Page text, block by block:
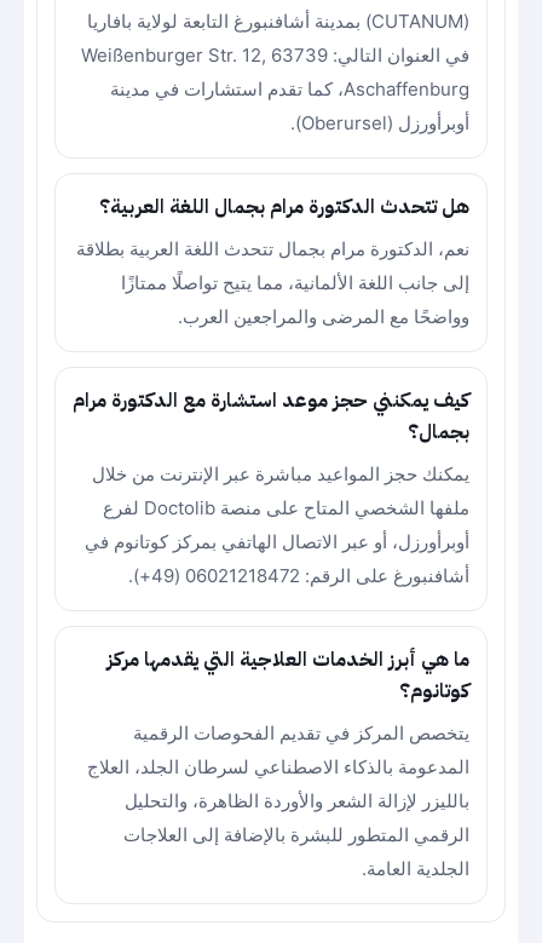
(CUTANUM) بمدينة أشافنبورغ التابعة لولاية بافاريا
في العنوان التالي: Weißenburger Str. 12, 63739
Aschaffenburg، كما تقدم استشارات في مدينة
أوبرأورزل (Oberursel).
هل تتحدث الدكتورة مرام بجمال اللغة العربية؟
نعم، الدكتورة مرام بجمال تتحدث اللغة العربية بطلاقة
إلى جانب اللغة الألمانية، مما يتيح تواصلًا ممتازًا
وواضحًا مع المرضى والمراجعين العرب.
كيف يمكنني حجز موعد استشارة مع الدكتورة مرام
بجمال؟
يمكنك حجز المواعيد مباشرة عبر الإنترنت من خلال
ملفها الشخصي المتاح على منصة Doctolib لفرع
أوبرأورزل، أو عبر الاتصال الهاتفي بمركز كوتانوم في
أشافنبورغ على الرقم: 06021218472 (49+).
ما هي أبرز الخدمات العلاجية التي يقدمها مركز
كوتانوم؟
يتخصص المركز في تقديم الفحوصات الرقمية
المدعومة بالذكاء الاصطناعي لسرطان الجلد، العلاج
بالليزر لإزالة الشعر والأوردة الظاهرة، والتحليل
الرقمي المتطور للبشرة بالإضافة إلى العلاجات
الجلدية العامة.